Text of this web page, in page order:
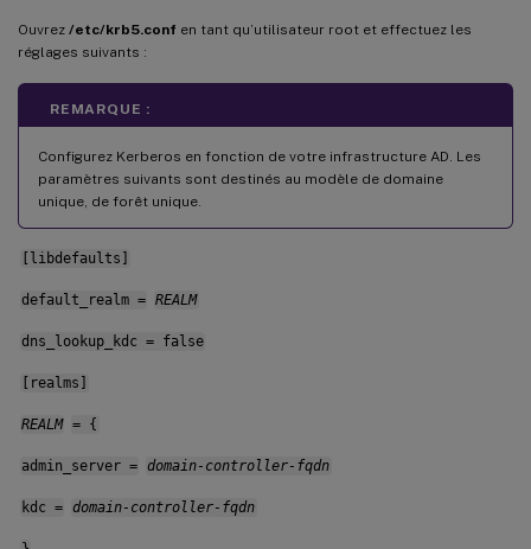
Ouvrez /etc/krb5.conf en tant qu’utilisateur root et effectuez les
réglages suivants :
REMARQUE :
Configurez Kerberos en fonction de votre infrastructure AD. Les
paramètres suivants sont destinés au modèle de domaine
unique, de forêt unique.
[libdefaults]
default_realm = REALM
dns_lookup_kdc = false
[realms]
REALM = {
admin_server = domain-controller-fqdn
kdc = domain-controller-fqdn